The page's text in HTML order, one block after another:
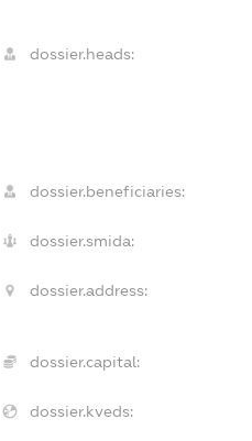
dossier.heads:
dossier.beneficiaries:
dossier.smida:
dossier.address:
dossier.capital:
dossier.kveds: